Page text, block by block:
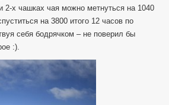
2-х чашках чая можно метнуться на 1040
на 3800 итого 12 часов по
себя бодрячком – не поверил бы
:).